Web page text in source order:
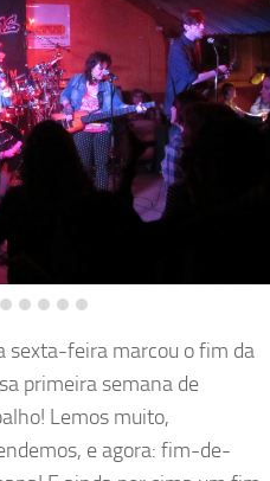
sexta-feira marcou o fim da
primeira semana de
Lemos muito,
e agora: fim-de-